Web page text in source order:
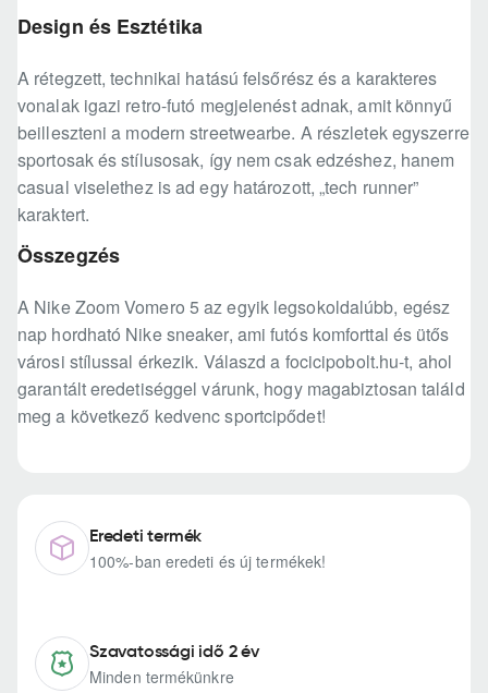
Design és Esztétika
A rétegzett, technikai hatású felsőrész és a karakteres
vonalak igazi retro-futó megjelenést adnak, amit könnyű
beilleszteni a modern streetwearbe. A részletek egyszerre
sportosak és stílusosak, így nem csak edzéshez, hanem
casual viselethez is ad egy határozott, „tech runner”
karaktert.
Összegzés
A Nike Zoom Vomero 5 az egyik legsokoldalúbb, egész
nap hordható Nike sneaker, ami futós komforttal és ütős
városi stílussal érkezik. Válaszd a focicipobolt.hu-t, ahol
garantált eredetiséggel várunk, hogy magabiztosan találd
meg a következő kedvenc sportcipődet!
Eredeti termék
100%-ban eredeti és új termékek!
Szavatossági idő 2 év
Minden termékünkre